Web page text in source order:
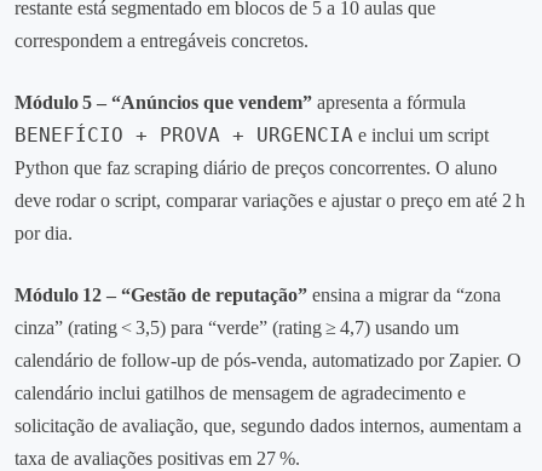
restante está segmentado em blocos de 5 a 10 aulas que
correspondem a entregáveis concretos.
Módulo 5 – “Anúncios que vendem” apresenta a fórmula
BENEFÍCIO + PROVA + URGENCIA e inclui um script
Python que faz scraping diário de preços concorrentes. O aluno
deve rodar o script, comparar variações e ajustar o preço em até 2 h
por dia.
Módulo 12 – “Gestão de reputação” ensina a migrar da “zona
cinza” (rating < 3,5) para “verde” (rating ≥ 4,7) usando um
calendário de follow‑up de pós‑venda, automatizado por Zapier. O
calendário inclui gatilhos de mensagem de agradecimento e
solicitação de avaliação, que, segundo dados internos, aumentam a
taxa de avaliações positivas em 27 %.